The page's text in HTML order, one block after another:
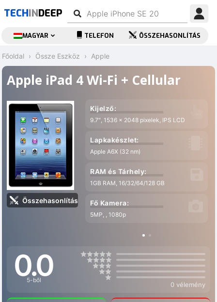
TECHINDEEP
MAGYAR TELEFON ÖSSZEHASONLÍTÁS
Főoldal Össze Eszköz Apple
Apple iPad 4 Wi-Fi + Cellular
Összehasonlítás
Kijelző:
9.7″, 1536 x 2048 pixelek, IPS LCD
Lapkakészlet:
Apple A6X (32 nm)
RAM és Tárhely:
1GB RAM, 16/32/64/128 GB
Fő Kamera:
5MP, , 1080p
0.0
5-ből
0 vélemény